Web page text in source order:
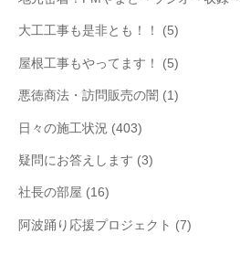
大工工事も是非とも！！ (5)
屋根工事もやってます！ (5)
悪徳商法・訪問販売の闇 (1)
日々の施工状況 (403)
疑問にお答えします (3)
社長の部屋 (16)
阿波踊り応援プロジェクト (7)